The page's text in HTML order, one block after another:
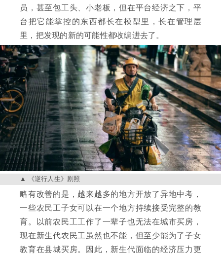
员，甚至包工头、小老板，但在平台经济之下，平
台把它能掌控的东西都长在模型里，长在管理层
里，把发现的新的可能性都收编进去了。
《逆行人生》剧照
略有改善的是，越来越多的地方开放了异地中考，
一些农民工子女可以在一个地方持续接受完整的教
育。以前农民工工作了一辈子也无法在城市买房，
现在新生代农民工虽然也不能，但至少能为了子女
教育在县城买房。因此，新生代面临的经济压力更